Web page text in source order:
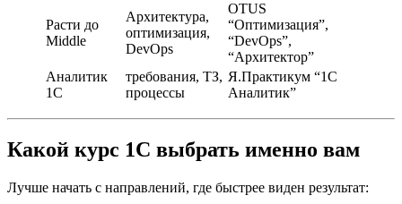
Расти до
Middle
Архитектура,
оптимизация,
DevOps
OTUS
“Оптимизация”,
“DevOps”,
“Архитектор”
Аналитик
1С
требования, ТЗ,
процессы
Я.Практикум “1С
Аналитик”
Какой курс 1С выбрать именно вам
Лучше начать с направлений, где быстрее виден результат: